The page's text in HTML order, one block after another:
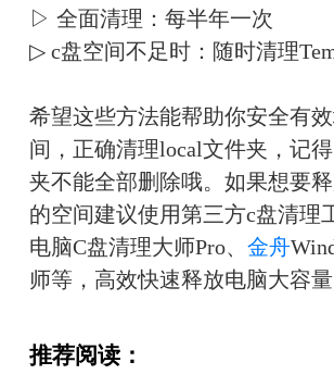
▷ 全面清理：每半年一次
▷ c盘空间不足时：随时清理
希望这些方法能帮助你安全有
间，正确清理local文件夹，记
夹不能全部删除哦。如果想要
的空间建议使用第三方c盘清理
电脑C盘清理大师Pro、 金舟
师等，高效快速释放电脑大容量
推荐阅读：